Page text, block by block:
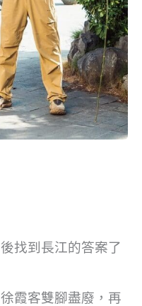
找到長江的答案了
霞客雙腳盡廢，再